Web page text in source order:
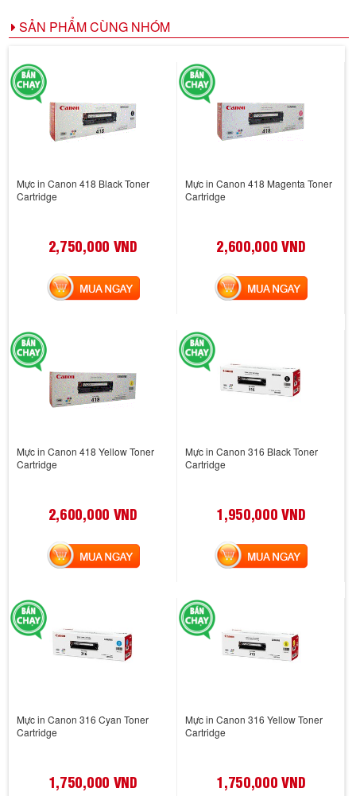
SẢN PHẨM CÙNG NHÓM
Mực in Canon 418 Black Toner
Cartridge
2,750,000 VND
MUA NGAY
Mực in Canon 418 Magenta Toner
Cartridge
2,600,000 VND
MUA NGAY
Mực in Canon 418 Yellow Toner
Cartridge
2,600,000 VND
MUA NGAY
Mực in Canon 316 Black Toner
Cartridge
1,950,000 VND
MUA NGAY
Mực in Canon 316 Cyan Toner
Cartridge
1,750,000 VND
Mực in Canon 316 Yellow Toner
Cartridge
1,750,000 VND